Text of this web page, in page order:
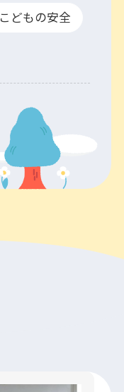
こどもの安全